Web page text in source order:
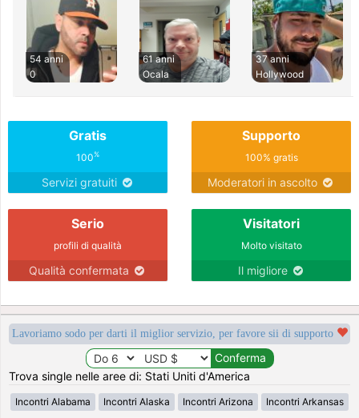
54 anni
0
61 anni
Ocala
37 anni
Hollywood
Gratis
100%
Servizi gratuiti
Supporto
100% gratis
Moderatori in ascolto
Serio
profili di qualità
Qualità confermata
Visitatori
Molto visitato
Il migliore
Lavoriamo sodo per darti il miglior servizio, per favore sii di supporto
Trova single nelle aree di: Stati Uniti d'America
Incontri Alabama Incontri Alaska Incontri Arizona Incontri Arkansas